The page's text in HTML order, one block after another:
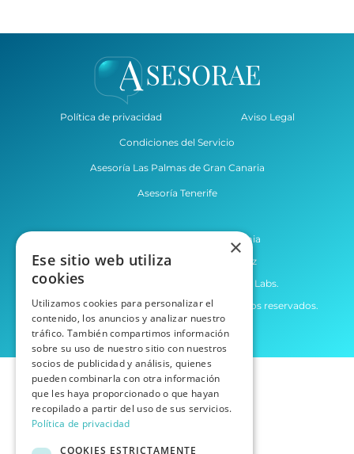
Política de privacidad Aviso Legal
Condiciones del Servicio
Asesoría Las Palmas de Gran Canaria
Asesoría Tenerife
Desarrollo web por Agencia Homia
Desarrollo Laravel por Raúl López
Desarrollo de MVPs por Borah Digital Labs.
Copyright © Asesorae 2025. Todos los derechos reservados.
×
Ese sitio web utiliza
cookies
Utilizamos cookies para personalizar el
contenido, los anuncios y analizar nuestro
tráfico. También compartimos información
sobre su uso de nuestro sitio con nuestros
socios de publicidad y análisis, quienes
pueden combinarla con otra información
que les haya proporcionado o que hayan
recopilado a partir del uso de sus servicios.
Política de privacidad
COOKIES ESTRICTAMENTE